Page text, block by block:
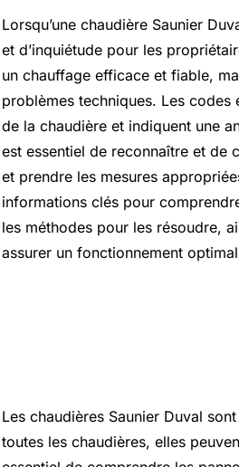
Lorsqu’une chaudière Saunier
et d’inquiétude pour les
un chauffage efficace et fiable,
problèmes techniques. Les
de la chaudière et indiquent une
est essentiel de reconnaître et de
et prendre les mesures
informations clés pour
les méthodes pour les résoudre,
assurer un fonctionnement
Les chaudières Saunier Duval
toutes les chaudières, elles